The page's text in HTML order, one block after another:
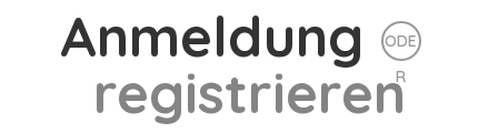
Anmeldung
ODE
R
registrieren